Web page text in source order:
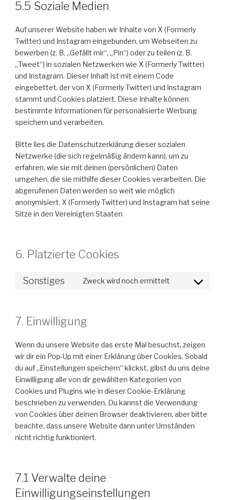
5.5 Soziale Medien
Auf unserer Website haben wir Inhalte von X (Formerly
Twitter) und Instagram eingebunden, um Webseiten zu
bewerben (z. B. „Gefällt mir“, „Pin“) oder zu teilen (z. B.
„Tweet“) in sozialen Netzwerken wie X (Formerly Twitter)
und Instagram. Dieser Inhalt ist mit einem Code
eingebettet, der von X (Formerly Twitter) und Instagram
stammt und Cookies platziert. Diese Inhalte können
bestimmte Informationen für personalisierte Werbung
speichern und verarbeiten.
Bitte lies die Datenschutzerklärung dieser sozialen
Netzwerke (die sich regelmäßig ändern kann), um zu
erfahren, wie sie mit deinen (persönlichen) Daten
umgehen, die sie mithilfe dieser Cookies verarbeiten. Die
abgerufenen Daten werden so weit wie möglich
anonymisiert. X (Formerly Twitter) und Instagram hat seine
Sitze in den Vereinigten Staaten
6. Platzierte Cookies
Sonstiges Zweck wird noch ermittelt
Consent
7. Einwilligung
Wenn du unsere Website das erste Mal besuchst, zeigen
wir dir ein Pop-Up mit einer Erklärung über Cookies. Sobald
du auf „Einstellungen speichern“ klickst, gibst du uns deine
Einwilligung alle von dir gewählten Kategorien von
Cookies und Plugins wie in dieser Cookie-Erklärung
beschrieben zu verwenden. Du kannst die Verwendung
von Cookies über deinen Browser deaktivieren, aber bitte
beachte, dass unsere Website dann unter Umständen
nicht richtig funktioniert.
7.1 Verwalte deine
Einwilligungseinstellungen